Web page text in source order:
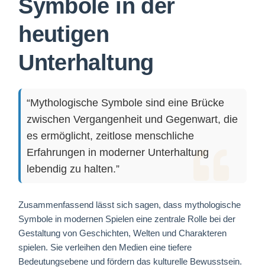
Symbole in der
heutigen
Unterhaltung
“Mythologische Symbole sind eine Brücke
zwischen Vergangenheit und Gegenwart, die
es ermöglicht, zeitlose menschliche
Erfahrungen in moderner Unterhaltung
lebendig zu halten.”
Zusammenfassend lässt sich sagen, dass mythologische
Symbole in modernen Spielen eine zentrale Rolle bei der
Gestaltung von Geschichten, Welten und Charakteren
spielen. Sie verleihen den Medien eine tiefere
Bedeutungsebene und fördern das kulturelle Bewusstsein.